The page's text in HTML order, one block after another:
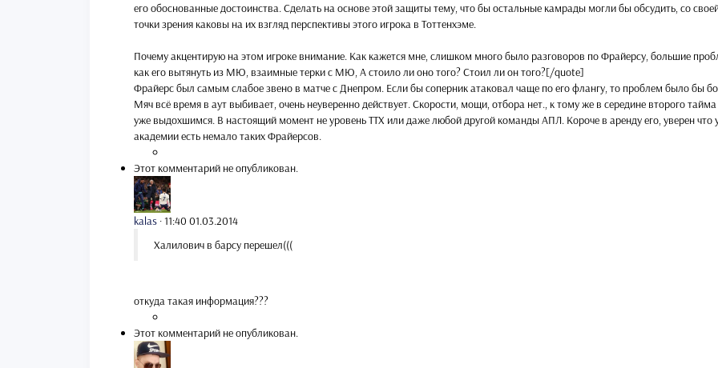
его обоснованные достоинства. Сделать на основе этой защиты тему, что бы остальные камрады могли бы обсудить, со
точки зрения каковы на их взгляд перспективы этого игрока в Тоттенхэме.
Почему акцентирую на этом игроке внимание. Как кажется мне, слишком много было разговоров по Фрайерсу, большие
как его вытянуть из МЮ, взаимные терки с МЮ, А стоило ли оно того? Стоил ли он того?[/quote]
Фрайерс был самым слабое звено в матче с Днепром. Если бы соперник атаковал чаще по его флангу, то проблем было бы
Мяч всё время в аут выбивает, очень неуверенно действует. Скорости, мощи, отбора нет., к тому же в середине второго
уже выдохшимся. В настоящий момент не уровень ТТХ или даже любой другой команды АПЛ. Короче в аренду его, уверен что
академии есть немало таких Фрайерсов.
Этот комментарий не опубликован.
kalas ·11:40 01.03.2014
Халилович в барсу перешел(((
откуда такая информация???
Этот комментарий не опубликован.